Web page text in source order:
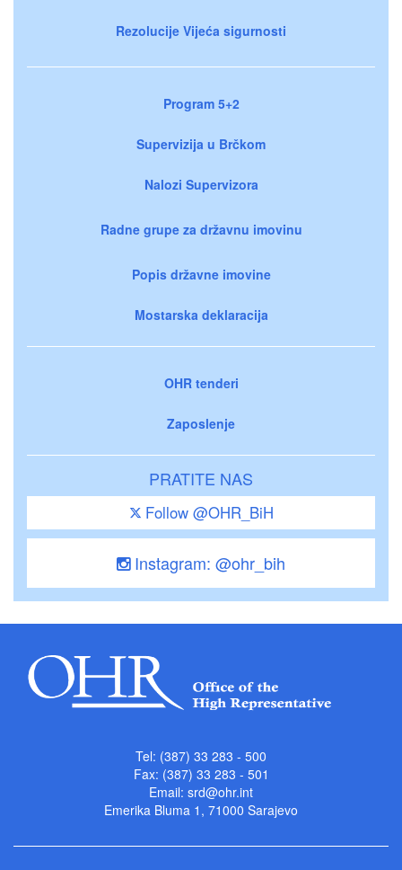
Rezolucije Vijeća sigurnosti
Program 5+2
Supervizija u Brčkom
Nalozi Supervizora
Radne grupe za državnu imovinu
Popis državne imovine
Mostarska deklaracija
OHR tenderi
Zaposlenje
PRATITE NAS
Follow @OHR_BiH
Instagram: @ohr_bih
Tel: (387) 33 283 - 500
Fax: (387) 33 283 - 501
Email: srd@ohr.int
Emerika Bluma 1, 71000 Sarajevo